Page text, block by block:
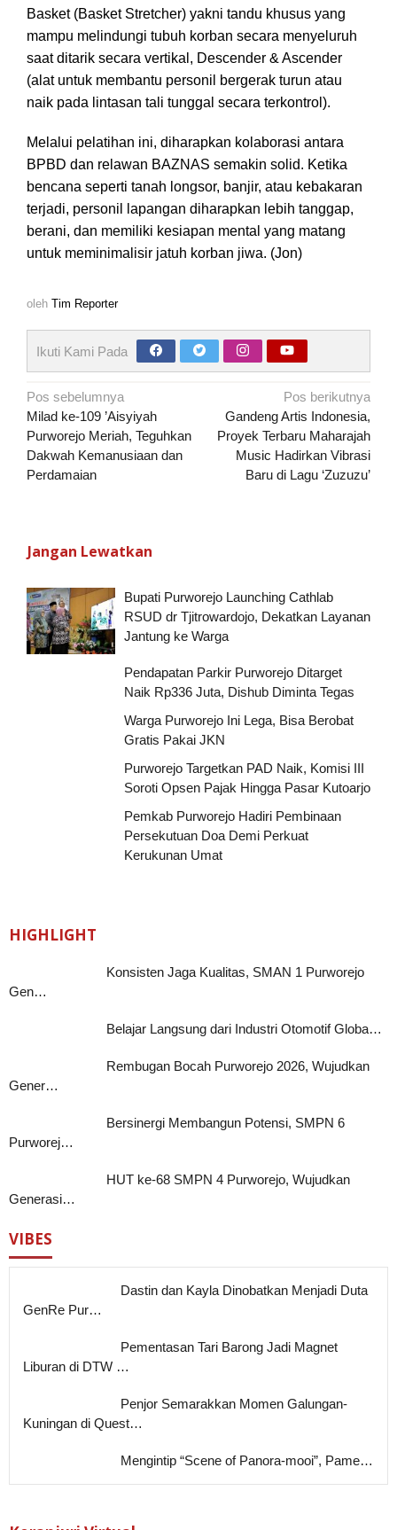
Basket (Basket Stretcher) yakni tandu khusus yang
mampu melindungi tubuh korban secara menyeluruh
saat ditarik secara vertikal, Descender & Ascender
(alat untuk membantu personil bergerak turun atau
naik pada lintasan tali tunggal secara terkontrol).
Melalui pelatihan ini, diharapkan kolaborasi antara
BPBD dan relawan BAZNAS semakin solid. Ketika
bencana seperti tanah longsor, banjir, atau kebakaran
terjadi, personil lapangan diharapkan lebih tanggap,
berani, dan memiliki kesiapan mental yang matang
untuk meminimalisir jatuh korban jiwa. (Jon)
oleh Tim Reporter
Ikuti Kami Pada
Navigasi
pos
Pos sebelumnya
Milad ke-109 ’Aisyiyah
Purworejo Meriah, Teguhkan
Dakwah Kemanusiaan dan
Perdamaian
Pos berikutnya
Gandeng Artis Indonesia,
Proyek Terbaru Maharajah
Music Hadirkan Vibrasi
Baru di Lagu ‘Zuzuzu’
Jangan Lewatkan
Bupati Purworejo Launching Cathlab
RSUD dr Tjitrowardojo, Dekatkan Layanan
Jantung ke Warga
Pendapatan Parkir Purworejo Ditarget
Naik Rp336 Juta, Dishub Diminta Tegas
Warga Purworejo Ini Lega, Bisa Berobat
Gratis Pakai JKN
Purworejo Targetkan PAD Naik, Komisi III
Soroti Opsen Pajak Hingga Pasar Kutoarjo
Pemkab Purworejo Hadiri Pembinaan
Persekutuan Doa Demi Perkuat
Kerukunan Umat
HIGHLIGHT
Konsisten Jaga Kualitas, SMAN 1 Purworejo
Gen…
Belajar Langsung dari Industri Otomotif Globa…
Rembugan Bocah Purworejo 2026, Wujudkan
Gener…
Bersinergi Membangun Potensi, SMPN 6
Purworej…
HUT ke-68 SMPN 4 Purworejo, Wujudkan
Generasi…
VIBES
Dastin dan Kayla Dinobatkan Menjadi Duta
GenRe Pur…
Pementasan Tari Barong Jadi Magnet
Liburan di DTW …
Penjor Semarakkan Momen Galungan-
Kuningan di Quest…
Mengintip “Scene of Panora-mooi”, Pame…